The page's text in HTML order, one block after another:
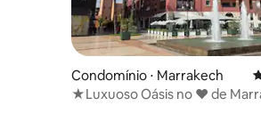
Condomínio ⋅ Marrakech
★Luxuoso Oásis no ❤ de